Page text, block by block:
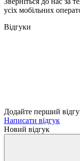
усіх мобільних
Відгуки
Додайте перший
Написати відгук
Новий відгук